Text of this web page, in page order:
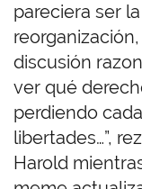
pareciera ser
discusión
ver qué
perdiendo
libertades…”,
Harold